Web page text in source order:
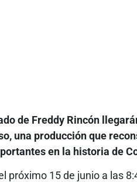
de Freddy Rincón
una producción que
en la historia de
próximo 15 de junio a las